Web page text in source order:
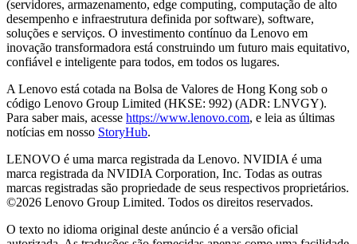
(servidores, armazenamento, edge computing, computação de alto
desempenho e infraestrutura definida por software), software,
soluções e serviços. O investimento contínuo da Lenovo em
inovação transformadora está construindo um futuro mais equitativo,
confiável e inteligente para todos, em todos os lugares.
A Lenovo está cotada na Bolsa de Valores de Hong Kong sob o
código Lenovo Group Limited (HKSE: 992) (ADR: LNVGY).
Para saber mais, acesse https://www.lenovo.com, e leia as últimas
notícias em nosso StoryHub.
LENOVO é uma marca registrada da Lenovo. NVIDIA é uma
marca registrada da NVIDIA Corporation, Inc. Todas as outras
marcas registradas são propriedade de seus respectivos proprietários.
©2026 Lenovo Group Limited. Todos os direitos reservados.
O texto no idioma original deste anúncio é a versão oficial